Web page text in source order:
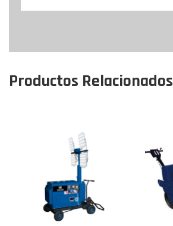
Productos Relacionados